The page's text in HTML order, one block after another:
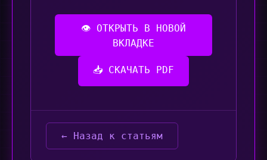
👁️ ОТКРЫТЬ В НОВОЙ
ВКЛАДКЕ
📥 СКАЧАТЬ PDF
← Назад к статьям